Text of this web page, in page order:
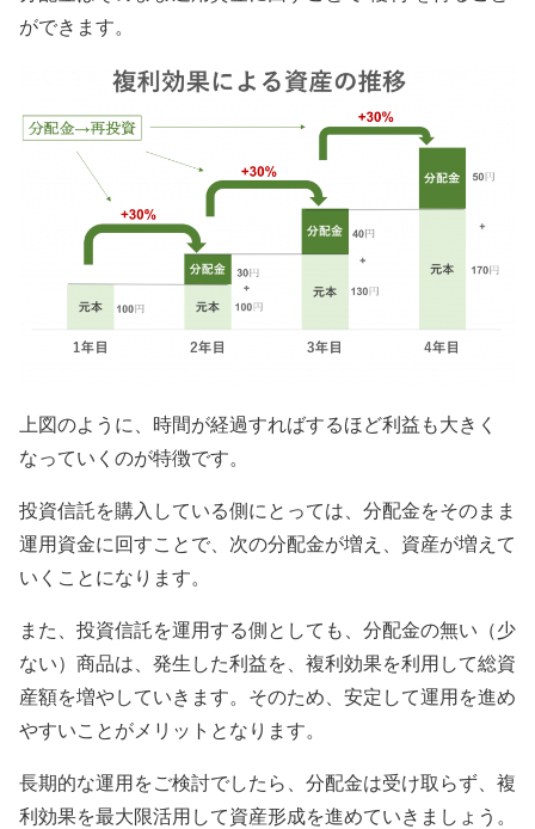
ができます。
上図のように、時間が経過すればするほど利益も大きく
なっていくのが特徴です。
投資信託を購入している側にとっては、分配金をそのまま
運用資金に回すことで、次の分配金が増え、資産が増えて
いくことになります。
また、投資信託を運用する側としても、分配金の無い（少
ない）商品は、発生した利益を、複利効果を利用して総資
産額を増やしていきます。そのため、安定して運用を進め
やすいことがメリットとなります。
長期的な運用をご検討でしたら、分配金は受け取らず、複
利効果を最大限活用して資産形成を進めていきましょう。